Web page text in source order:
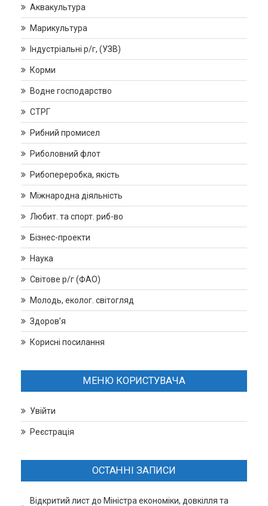
Аквакультура
Марикультура
Індустріальні р/г, (УЗВ)
Корми
Водне господарство
СТРГ
Рибний промисел
Риболовний флот
Рибопереробка, якість
Міжнародна діяльність
Любит. та спорт. риб-во
Бізнес-проекти
Наука
Світове р/г (ФАО)
Молодь, еколог. світогляд
Здоров’я
Корисні посилання
МЕНЮ КОРИСТУВАЧА
Увійти
Реєстрація
ОСТАННІ ЗАПИСИ
Відкритий лист до Міністра економіки, довкілля та